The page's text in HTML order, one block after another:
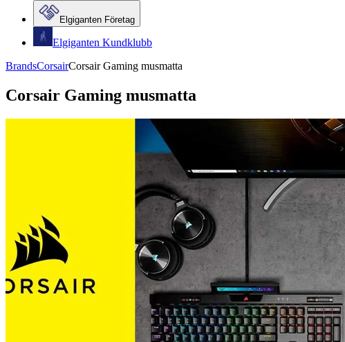
Elgiganten Företag
Elgiganten Kundklubb
BrandsCorsairCorsair Gaming musmatta
Corsair Gaming musmatta